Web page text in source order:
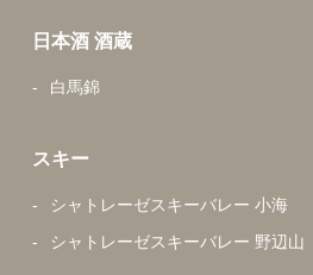
日本酒 酒蔵
白馬錦
スキー
シャトレーゼスキーバレー 小海
シャトレーゼスキーバレー 野辺山